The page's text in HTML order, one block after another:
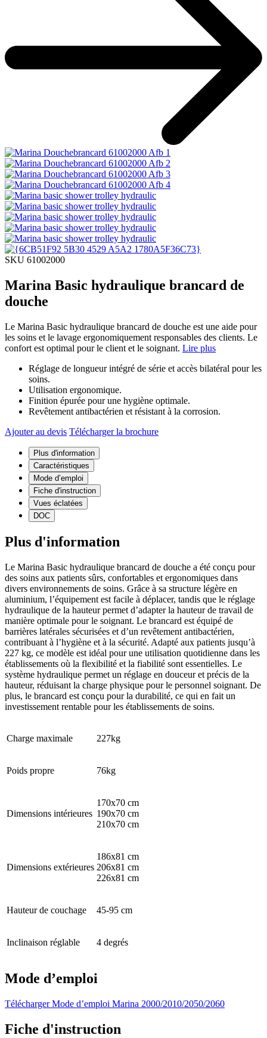
SKU 61002000
Marina Basic hydraulique brancard de
douche
Le Marina Basic hydraulique brancard de douche est une aide pour
les soins et le lavage ergonomiquement responsables des clients. Le
confort est optimal pour le client et le soignant. Lire plus
Réglage de longueur intégré de série et accès bilatéral pour les
soins.
Utilisation ergonomique.
Finition épurée pour une hygiène optimale.
Revêtement antibactérien et résistant à la corrosion.
Ajouter au devis Télécharger la brochure
Plus d'information
Caractéristiques
Mode d’emploi
Fiche d'instruction
Vues éclatées
DOC
Plus d'information
Le Marina Basic hydraulique brancard de douche a été conçu pour
des soins aux patients sûrs, confortables et ergonomiques dans
divers environnements de soins. Grâce à sa structure légère en
aluminium, l’équipement est facile à déplacer, tandis que le réglage
hydraulique de la hauteur permet d’adapter la hauteur de travail de
manière optimale pour le soignant. Le brancard est équipé de
barrières latérales sécurisées et d’un revêtement antibactérien,
contribuant à l’hygiène et à la sécurité. Adapté aux patients jusqu’à
227 kg, ce modèle est idéal pour une utilisation quotidienne dans les
établissements où la flexibilité et la fiabilité sont essentielles. Le
système hydraulique permet un réglage en douceur et précis de la
hauteur, réduisant la charge physique pour le personnel soignant. De
plus, le brancard est conçu pour la durabilité, ce qui en fait un
investissement rentable pour les établissements de soins.
Charge maximale 227kg
Poids propre 76kg
Dimensions intérieures
170x70 cm
190x70 cm
210x70 cm
Dimensions extérieures
186x81 cm
206x81 cm
226x81 cm
Hauteur de couchage 45-95 cm
Inclinaison réglable 4 degrés
Mode d’emploi
Télécharger Mode d’emploi Marina 2000/2010/2050/2060
Fiche d'instruction